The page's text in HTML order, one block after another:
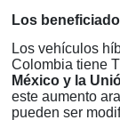
Los
Los vehículos
Colombia tiene
México y la
este aumento
pueden ser